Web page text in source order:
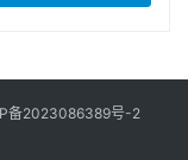
备2023086389号-2